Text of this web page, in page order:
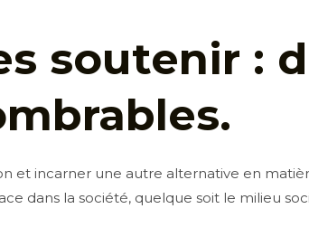
soutenir :
et incarner une autre alternative en
dans la société, quelque soit le milieu